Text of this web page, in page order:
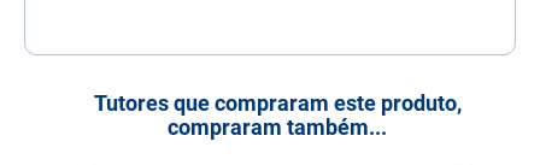
Tutores que compraram este produto,
compraram também...